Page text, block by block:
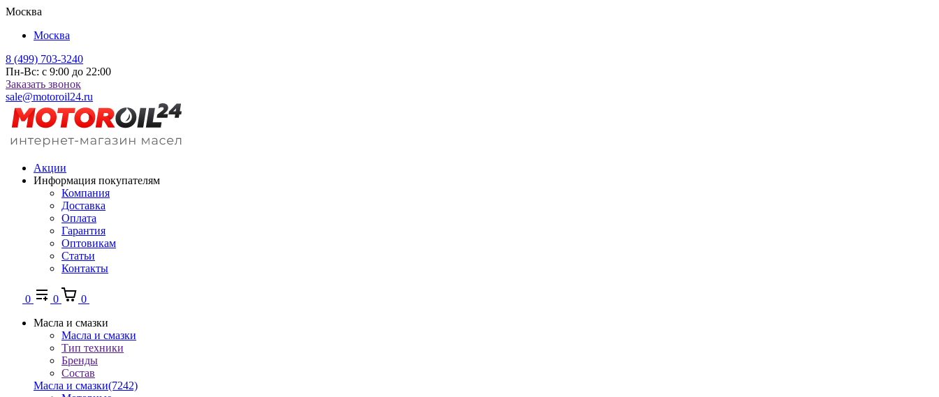
Москва
Москва
8 (499) 703-3240
Пн-Вс: с 9:00 до 22:00
Заказать звонок
sale@motoroil24.ru
Акции
Информация покупателям
Компания
Доставка
Оплата
Гарантия
Оптовикам
Статьи
Контакты
0 0
0
Масла и смазки
Масла и смазки
Тип техники
Бренды
Состав
Масла и смазки(7242)